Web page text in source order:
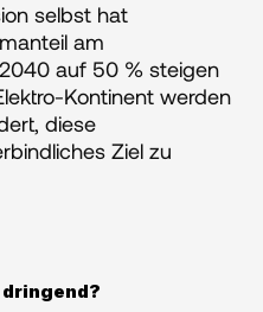
selbst hat
am
auf 50 % steigen
Kontinent werden
diese
Ziel zu